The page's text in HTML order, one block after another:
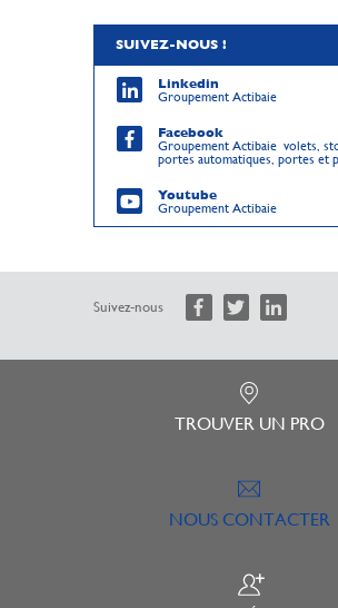
SUIVEZ-NOUS !
Linkedin
Groupement Actibaie
Facebook
Groupement Actibaie volets,
portes automatiques, portes et
Youtube
Groupement Actibaie
Suivez-nous
TROUVER UN PRO
NOUS CONTACTER